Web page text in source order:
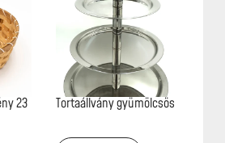
23 Tortaállvány gyümölcsös